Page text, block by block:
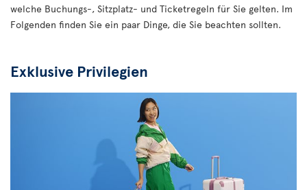
welche Buchungs-, Sitzplatz- und Ticketregeln für Sie gelten. Im
Folgenden finden Sie ein paar Dinge, die Sie beachten sollten.
Exklusive Privilegien